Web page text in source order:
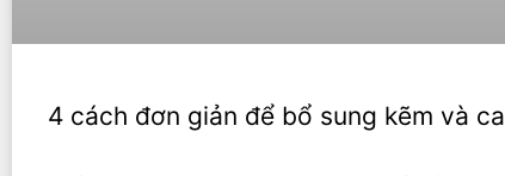
4 cách đơn giản để bổ sung kẽm và